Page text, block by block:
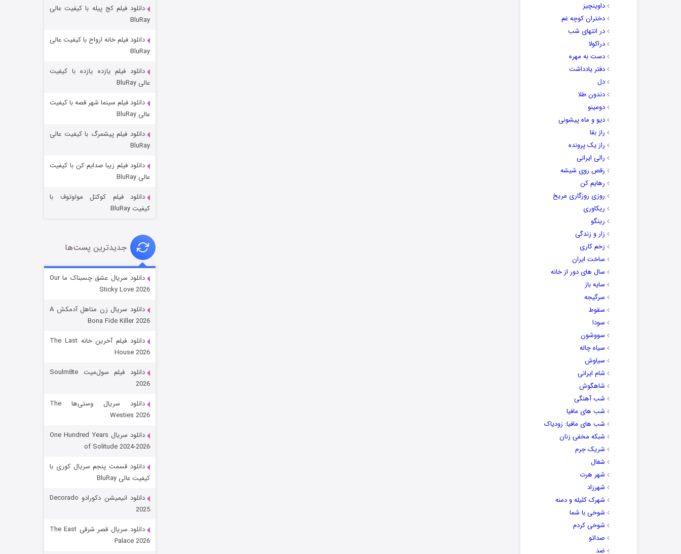
داوینچیز
دختران کوچه غم
در انتهای شب
دراکولا
دست به مهره
دفتر یادداشت
دل
دندون طلا
دومینو
دیو و ماه پیشونی
راز بقا
راز یک پرونده
رالی ایرانی
رقص روی شیشه
رهایم کن
روزی روزگاری مریخ
ریکاوری
رینگو
زار و زندگی
زخم کاری
ساخت ایران
سال های دور از خانه
سایه باز
سرگیجه
سقوط
سودا
سووشون
سیاه چاله
سیاوش
شام ایرانی
شاهگوش
شب آهنگی
شب های مافیا
شب های مافیا: زودیاک
شبکه مخفی زنان
شریک جرم
شغال
شهر هرت
شهرزاد
شهرک کلیله و دمنه
شوخی با شما
شوخی کردم
صداتو
ضد
شوهر
عملیات آپارتمان
قسمت۲ (زیرنویس)
شکست استوارت در نجات جهان
قسمت۷ (زیرنویس)
دانلود فیلم کج‌ پیله با کیفیت عالی
BluRay
دانلود فیلم خانه ارواح با کیفیت عالی
BluRay
دانلود فیلم یازده یازده با کیفیت
عالی BluRay
دانلود فیلم سینما شهر قصه با کیفیت
عالی BluRay
دانلود فیلم پیشمرگ با کیفیت عالی
BluRay
دانلود فیلم زیبا صدایم کن با کیفیت
عالی BluRay
دانلود فیلم کوکتل مولوتوف با
کیفیت BluRay
جدیدترین پست‌ها
دانلود سریال عشق چسبناک ما Our
Sticky Love 2026
دانلود سریال زن متاهل آدمکش A
Bona Fide Killer 2026
دانلود فیلم آخرین خانه The Last
House 2026
دانلود فیلم سول‌میت Soulm8te
2026
دانلود سریال وستی‌ها The
Westies 2026
دانلود سریال One Hundred Years
of Solitude 2024-2026
دانلود قسمت پنجم سریال کوری با
کیفیت عالی BluRay
دانلود انیمیشن دکورادو Decorado
2025
دانلود سریال قصر شرقی The East
Palace 2026